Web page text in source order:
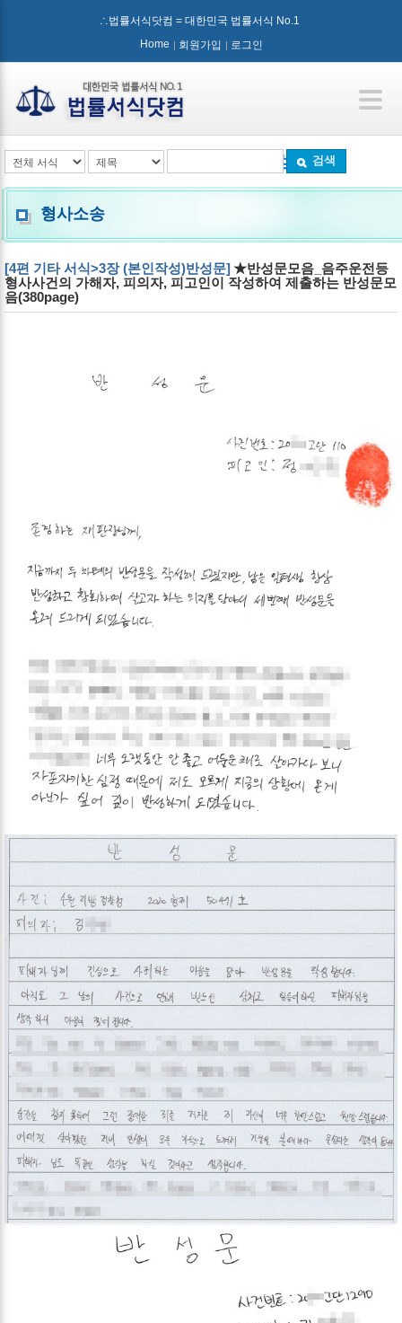
∴법률서식닷컴 = 대한민국 법률서식 No.1
Home
회원가입 로그인
검색
형사소송
[4편 기타 서식>3장 (본인작성)반성문]★반성문모음_음주운전등
형사사건의 가해자, 피의자, 피고인이 작성하여 제출하는 반성문모
음(380page)